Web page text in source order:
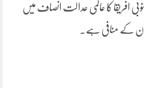
افریقا کا عالمی عدالت انصاف میں
کے منافی ہے۔